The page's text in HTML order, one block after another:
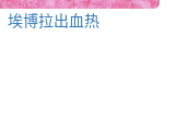
埃博拉出血热